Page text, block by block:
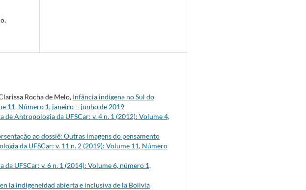
Rocha de Melo, Infância indígena no Sul do
11, Número 1, janeiro – junho de 2019
de Antropologia da UFSCar: v. 4 n. 1 (2012): Volume 4,
ao dossiê: Outras imagens do pensamento
da UFSCar: v. 11 n. 2 (2019): Volume 11, Número
da UFSCar: v. 6 n. 1 (2014): Volume 6, número 1,
la indigeneidad abierta e inclusiva de la Bolivia